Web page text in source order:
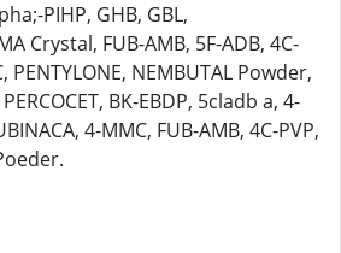
PIHP, GHB, GBL,
Crystal, FUB-AMB, 5F-ADB, 4C-
PENTYLONE, NEMBUTAL Powder,
BK-EBDP, 5cladb a, 4-
4-MMC, FUB-AMB, 4C-PVP,